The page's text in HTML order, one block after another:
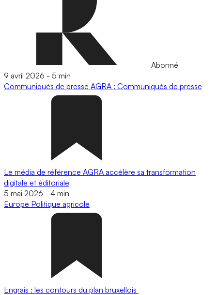
Abonné
9 avril 2026 - 5 min
Communiqués de presse AGRA : Communiqués de presse
Le média de référence AGRA accélère sa transformation
digitale et éditoriale
5 mai 2026 - 4 min
Europe Politique agricole
Engrais : les contours du plan bruxellois